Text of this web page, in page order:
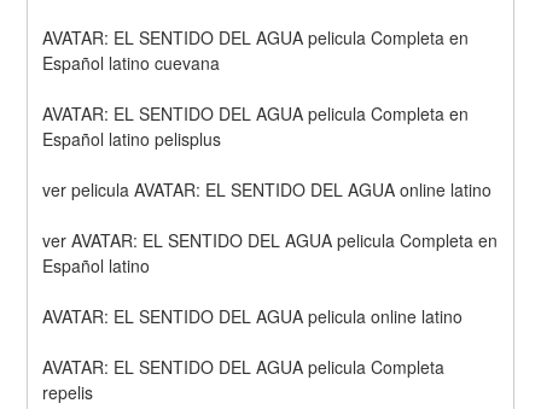
AVATAR: EL SENTIDO DEL AGUA pelicula Completa en
Español latino cuevana
AVATAR: EL SENTIDO DEL AGUA pelicula Completa en
Español latino pelisplus
ver pelicula AVATAR: EL SENTIDO DEL AGUA online latino
ver AVATAR: EL SENTIDO DEL AGUA pelicula Completa en
Español latino
AVATAR: EL SENTIDO DEL AGUA pelicula online latino
AVATAR: EL SENTIDO DEL AGUA pelicula Completa
repelis